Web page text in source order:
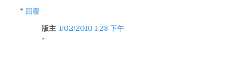
回覆
版主 1/02/2010 1:28 下午